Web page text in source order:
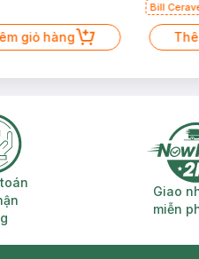
nổi bật:
trên lưỡi dao có dải bôi trơn
cầm bọc cao su chắc chắn giúp
kế nhỏ gọn, tiện lợi cho việc sử
phù hợp:
phẩm phù hợp cho mọi loại da.
giỏ hàng
Bill
Mặt
toán khi nhận hàng
Giao
miễn